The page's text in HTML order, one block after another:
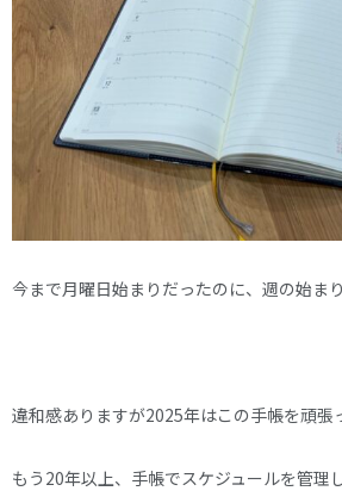
今まで月曜日始まりだったのに、週の始ま
違和感ありますが2025年はこの手帳を頑張
もう20年以上、手帳でスケジュールを管理